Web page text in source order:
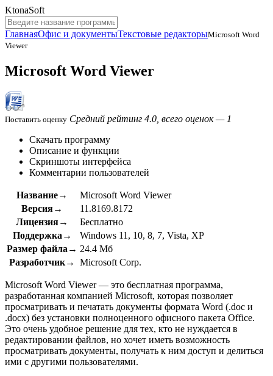
KtonaSoft
ГлавнаяОфис и документыТекстовые редакторыMicrosoft Word
Viewer
Microsoft Word Viewer
Поставить оценку Средний рейтинг 4.0, всего оценок — 1
Скачать программу
Описание и функции
Скриншоты интерфейса
Комментарии пользователей
Название→
Microsoft Word Viewer
Версия→
11.8169.8172
Лицензия→
Бесплатно
Поддержка→
Windows 11, 10, 8, 7, Vista, XP
Размер файла→ 24.4 Мб
Разработчик→
Microsoft Corp.
Microsoft Word Viewer — это бесплатная программа,
разработанная компанией Microsoft, которая позволяет
просматривать и печатать документы формата Word (.doc и
.docx) без установки полноценного офисного пакета Office.
Это очень удобное решение для тех, кто не нуждается в
редактировании файлов, но хочет иметь возможность
просматривать документы, получать к ним доступ и делиться
ими с другими пользователями.